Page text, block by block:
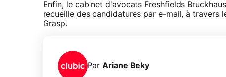
Enfin, le cabinet d'avocats Freshfields
recueille des candidatures par e-mail, à travers
Grasp.
Par Ariane Beky